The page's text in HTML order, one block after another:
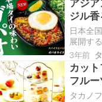
BBQと
ーガタ
アジ
ジル
ス』
国で発
日本全
展開す
ともっ
として
日より
3年前
カッ
フル
ー～
タカノ